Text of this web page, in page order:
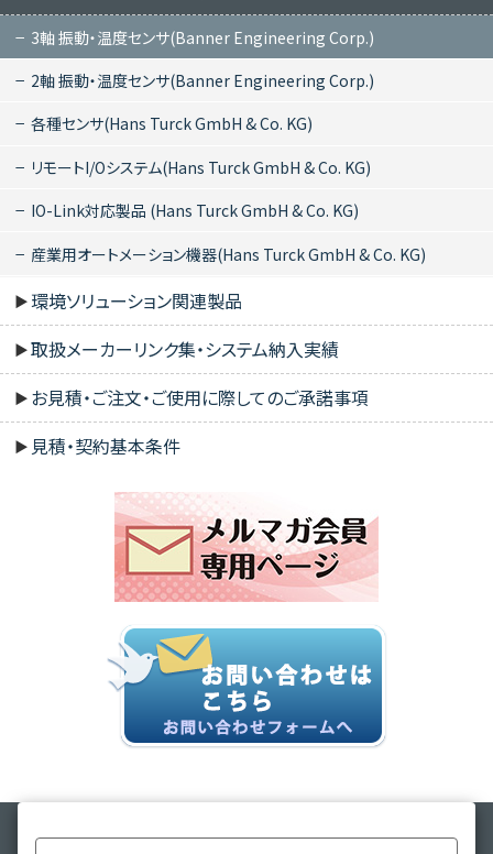
3軸 振動・温度センサ(Banner Engineering Corp.)
2軸 振動・温度センサ(Banner Engineering Corp.)
各種センサ(Hans Turck GmbH & Co. KG)
リモートI/Oシステム(Hans Turck GmbH & Co. KG)
IO-Link対応製品 (Hans Turck GmbH & Co. KG)
産業用オートメーション機器(Hans Turck GmbH & Co. KG)
環境ソリューション関連製品
取扱メーカーリンク集・システム納入実績
お見積・ご注文・ご使用に際してのご承諾事項
見積・契約基本条件